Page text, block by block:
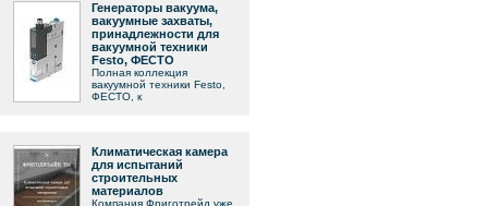
Генераторы вакуума,
вакуумные захваты,
принадлежности для
вакуумной техники
Festo, ФЕСТО
Полная коллекция
вакуумной техники Festo,
ФЕСТО, к
Климатическая камера
для испытаний
строительных
материалов
Компания Фриготрейд уже